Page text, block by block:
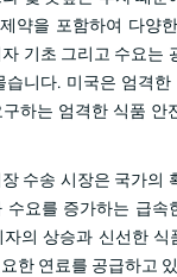
약을 포함하여 다양
기초 그리고 수요는
니다. 미국은 엄격
하는 엄격한 식품 안
수송 시장은 국가의
요를 증가하는 급속
의 상승과 신선한 식
한 연료를 공급하고